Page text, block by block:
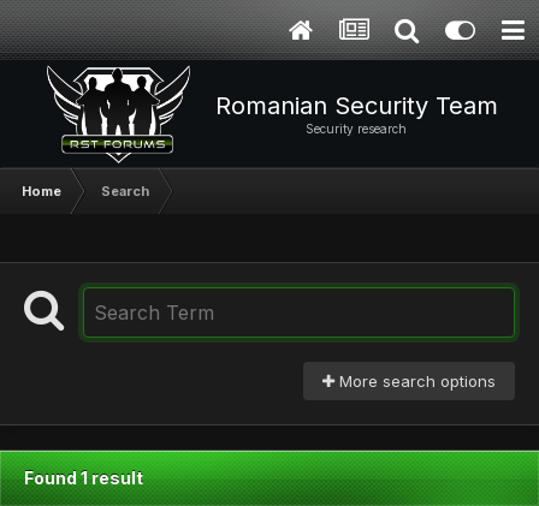
Romanian Security Team
Security research
Home Search
More search options
Found 1 result